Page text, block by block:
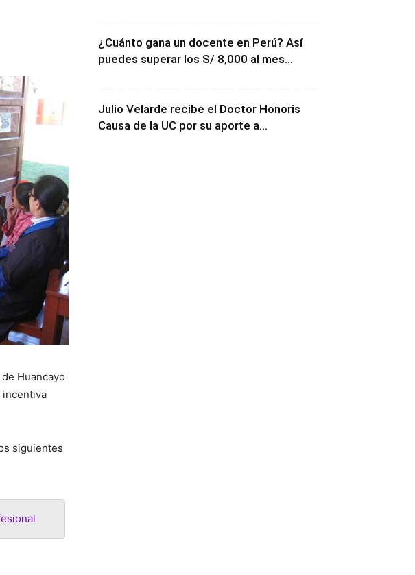
Huancayo
incentiva
siguientes
¿Cuánto gana un docente en Perú? Así
puedes superar los S/ 8,000 al mes...
Julio Velarde recibe el Doctor Honoris
Causa de la UC por su aporte a...